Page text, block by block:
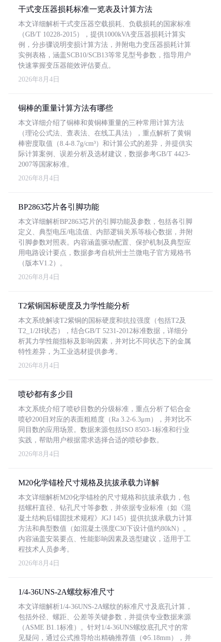
干式变压器损耗标准一览表及计算方法
本文详细解析干式变压器空载损耗、负载损耗的国家标准
（GB/T 10228-2015），提供1000kVA变压器损耗计算实
例，分步骤说明变损计算方法，并附电力变压器损耗计算
实例表格，涵盖SCB10/SCB13等常见型号参数，指导用户
快速掌握变压器能效评估要点。
2026年8月4日
铜棒的重量计算方法有哪些
本文详细介绍了铜棒和黄铜棒重量的三种常用计算方法
（理论公式法、查表法、在线工具法），重点解析了黄铜
棒密度取值（8.4-8.7g/cm³）和计算公式的差异，并提供实
际计算案例、误差分析及选材建议，数据参考GB/T 4423-
2007等国家标准。
2026年8月4日
BP2863芯片各引脚功能
本文详细解析BP2863芯片的引脚功能及参数，包括各引脚
定义、典型电压/电流值、内部逻辑关系等核心数据，并附
引脚参数对照表。内容涵盖驱动配置、保护机制及典型应
用电路设计要点，数据参考自杭州士兰微电子官方规格书
（版本V1.2）。
2026年8月4日
T2紫铜国标硬度及力学性能分析
本文系统解读T2紫铜的国标硬度和抗拉强度（包括T2及
T2_1/2H状态），结合GB/T 5231-2012标准数据，详细分
析其力学性能指标及影响因素，并对比不同状态下的金属
特性差异，为工业选材提供参考。
2026年8月4日
喷砂都有多少目
本文系统介绍了喷砂目数的分级标准，重点分析了铝合金
喷砂200目对应的表面粗糙度（Ra 3.2-6.3μm），并对比不
同目数的应用场景。数据来源包括ISO 8503-1标准和行业
实践，帮助用户根据需求选择合适的喷砂参数。
2026年8月4日
M20化学锚栓尺寸规格及抗拔承载力详解
本文详细解析M20化学锚栓的尺寸规格和抗拔承载力，包
括螺杆直径、钻孔尺寸等参数，并依据专业标准（如《混
凝土结构后锚固技术规程》JGJ 145）提供抗拔承载力计算
方法和典型数值（如混凝土强度C30下设计值约80kN）。
内容涵盖安装要点、性能影响因素及选型建议，适用于工
程技术人员参考。
2026年8月4日
1/4-36UNS-2A螺纹标准尺寸
本文详细解析1/4-36UNS-2A螺纹的标准尺寸及底孔计算，
包括外径、螺距、公差等关键参数，并提供专业数据来源
（ASME B1.1标准）。针对1/4-36UNS螺纹底孔尺寸的常
见疑问，通过公式推导给出精确推荐值（Φ5.18mm），并